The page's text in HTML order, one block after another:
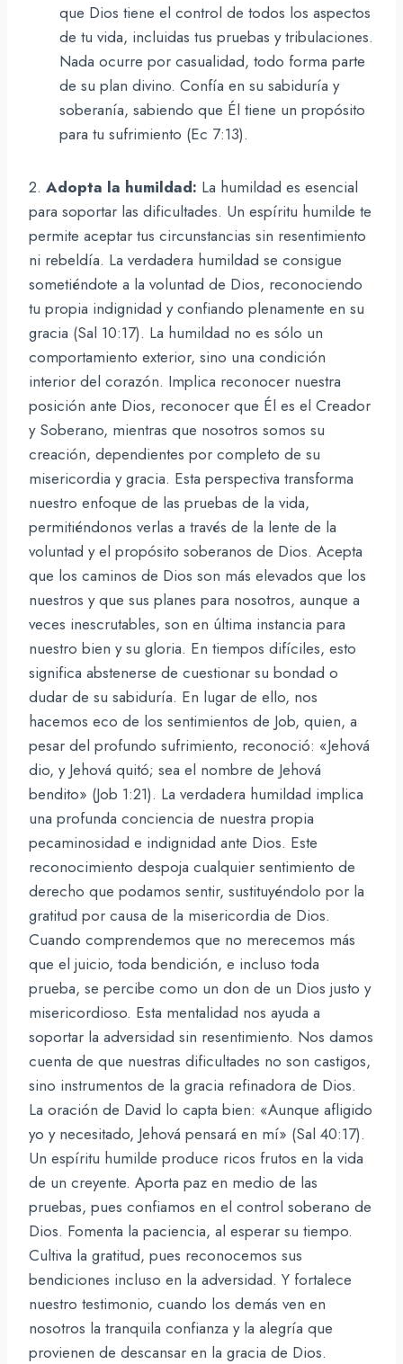
que Dios tiene el control de todos los aspectos
de tu vida, incluidas tus pruebas y tribulaciones.
Nada ocurre por casualidad, todo forma parte
de su plan divino. Confía en su sabiduría y
soberanía, sabiendo que Él tiene un propósito
para tu sufrimiento (Ec 7:13).
2. Adopta la humildad: La humildad es esencial
para soportar las dificultades. Un espíritu humilde te
permite aceptar tus circunstancias sin resentimiento
ni rebeldía. La verdadera humildad se consigue
sometiéndote a la voluntad de Dios, reconociendo
tu propia indignidad y confiando plenamente en su
gracia (Sal 10:17). La humildad no es sólo un
comportamiento exterior, sino una condición
interior del corazón. Implica reconocer nuestra
posición ante Dios, reconocer que Él es el Creador
y Soberano, mientras que nosotros somos su
creación, dependientes por completo de su
misericordia y gracia. Esta perspectiva transforma
nuestro enfoque de las pruebas de la vida,
permitiéndonos verlas a través de la lente de la
voluntad y el propósito soberanos de Dios. Acepta
que los caminos de Dios son más elevados que los
nuestros y que sus planes para nosotros, aunque a
veces inescrutables, son en última instancia para
nuestro bien y su gloria. En tiempos difíciles, esto
significa abstenerse de cuestionar su bondad o
dudar de su sabiduría. En lugar de ello, nos
hacemos eco de los sentimientos de Job, quien, a
pesar del profundo sufrimiento, reconoció: «Jehová
dio, y Jehová quitó; sea el nombre de Jehová
bendito» (Job 1:21). La verdadera humildad implica
una profunda conciencia de nuestra propia
pecaminosidad e indignidad ante Dios. Este
reconocimiento despoja cualquier sentimiento de
derecho que podamos sentir, sustituyéndolo por la
gratitud por causa de la misericordia de Dios.
Cuando comprendemos que no merecemos más
que el juicio, toda bendición, e incluso toda
prueba, se percibe como un don de un Dios justo y
misericordioso. Esta mentalidad nos ayuda a
soportar la adversidad sin resentimiento. Nos damos
cuenta de que nuestras dificultades no son castigos,
sino instrumentos de la gracia refinadora de Dios.
La oración de David lo capta bien: «Aunque afligido
yo y necesitado, Jehová pensará en mí» (Sal 40:17).
Un espíritu humilde produce ricos frutos en la vida
de un creyente. Aporta paz en medio de las
pruebas, pues confiamos en el control soberano de
Dios. Fomenta la paciencia, al esperar su tiempo.
Cultiva la gratitud, pues reconocemos sus
bendiciones incluso en la adversidad. Y fortalece
nuestro testimonio, cuando los demás ven en
nosotros la tranquila confianza y la alegría que
provienen de descansar en la gracia de Dios.